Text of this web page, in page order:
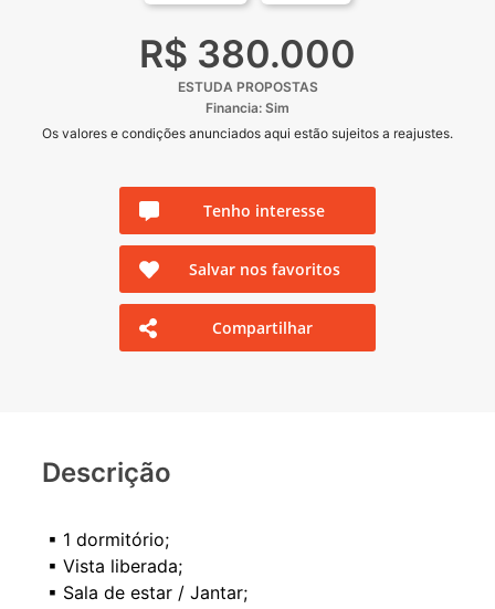
R$ 380.000
ESTUDA PROPOSTAS
Financia: Sim
Os valores e condições anunciados aqui estão sujeitos a reajustes.
Tenho interesse
Salvar nos favoritos
Compartilhar
Descrição
▪ 1 dormitório;
▪ Vista liberada;
▪ Sala de estar / Jantar;